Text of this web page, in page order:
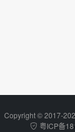
Copyright © 2017-
粤ICP备